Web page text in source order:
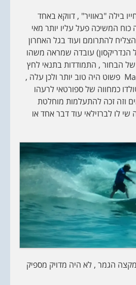
בילה "באוויר" , דווקא באחד
המשיכה פעל עליו יותר מאי
להתרומם ועוד בגל האחרון
הנדריקסון) עובדה שמראה משהו
הבחור , התמודדות בתנאי לחץ
?? הנדריקסון מהוואיMaui פשוט היה טוב יותר ולכן עלה ,
כמחווה של ספורטאי לרעהו
וזה זכה להתעלמות מוחלטת
לו לברזילאי עוד דבר אחד או
הגמר , לא היה מדויק מספיק